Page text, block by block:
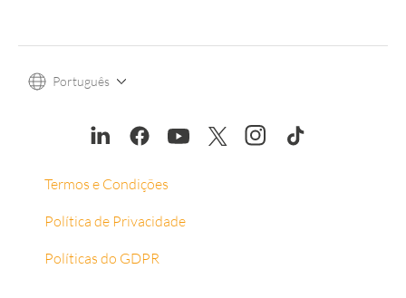
Português
Termos e Condições
Política de Privacidade
Políticas do GDPR